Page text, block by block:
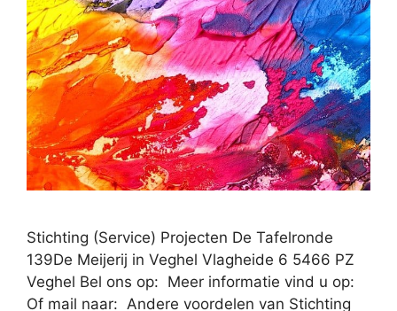
Stichting (Service) Projecten De Tafelronde
139De Meijerij in Veghel Vlagheide 6 5466 PZ
Veghel Bel ons op: Meer informatie vind u op:
Of mail naar: Andere voordelen van Stichting